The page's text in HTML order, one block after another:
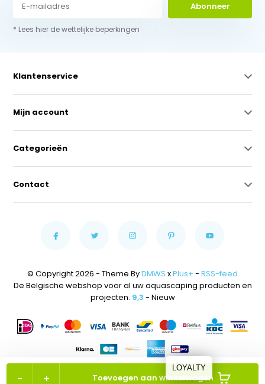
+
- Toevoegen aan winkelwagen
Abonneer
* Lees hier de wettelijke beperkingen
Klantenservice
Mijn account
Categorieën
Contact
© Copyright 2026 - Theme ByDMWS xPlus+ - RSS-feed
De Belgische webshop voor al uw aquascaping producten en
projecten. 9,3 - Nieuw
LOYALTY